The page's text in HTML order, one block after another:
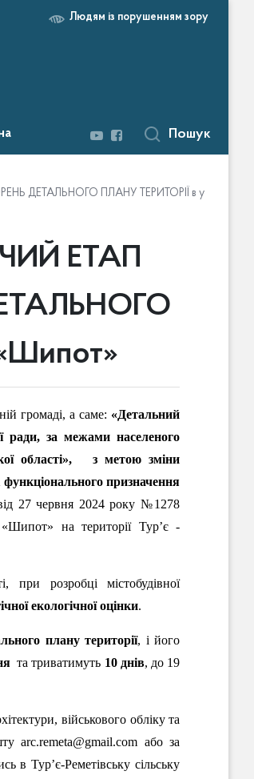
Людям із порушенням зору
Пошук
ДЕТАЛЬНОГО ПЛАНУ ТЕРИТОРІЇ в урочищі
ЕТАП
громаді, а саме: «Детальний
ради, за межами населеного
області»,
з метою зміни
функціонального призначення
від 27 червня 2024 року №1278
на території Тур’є -
при розробці містобудівної
екологічної оцінки.
плану території, і його
та триватимуть 10 днів, до 19
військового обліку та
arc.remeta@gmail.com або за
в Тур’є-Реметівську сільську